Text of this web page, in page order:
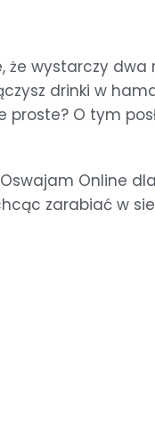
wystarczy dwa
drinki w
O tym
Online
zarabiać w